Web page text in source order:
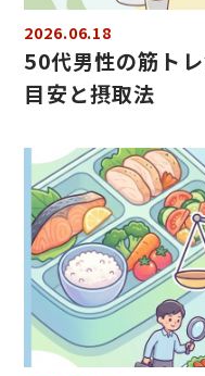
2026.06.18
50代男性の筋ト
目安と摂取法